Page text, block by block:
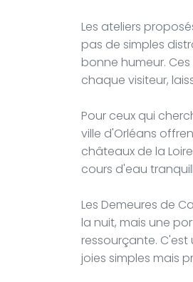
Les ateliers
pas de simples
bonne humeur.
chaque visiteur,
Pour ceux qui
ville d'Orléans
châteaux de la
cours d'eau
Les Demeures de
la nuit, mais une
ressourçante.
joies simples mais